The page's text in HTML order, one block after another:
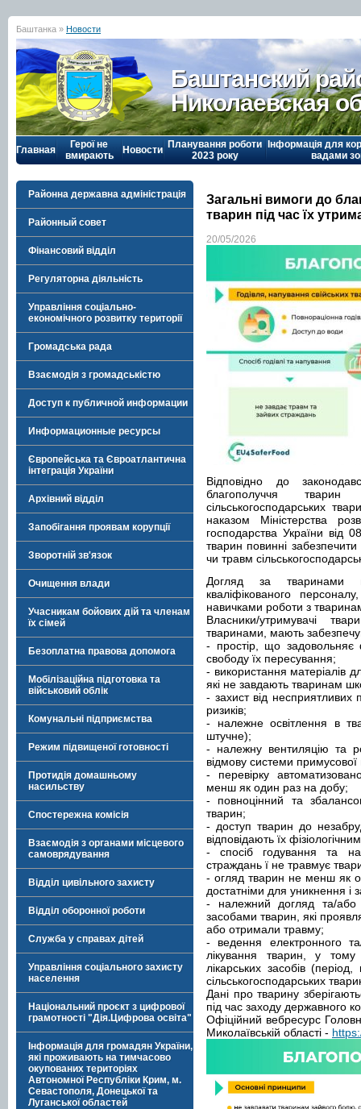
Баштанка » Новости
Баштанский
Николаевская
Главная
Герої не
вмирають
Новости Планування роботи
2023 року
Інформація для
вадами
Районна державна адміністрація
Районный совет
Фінансовий відділ
Регуляторна діяльність
Управління соціально-
економічного розвитку території
Громадська рада
Взаємодія з громадськістю
Доступ к публичной информации
Информационные ресурсы
Європейська та Євроатлантична
інтеграція України
Архівний відділ
Запобігання проявам корупції
Зворотній зв'язок
Очищення влади
Учасникам бойових дій та членам
їх сімей
Безоплатна правова допомога
Мобілізаційна підготовка та
військовий облік
Комунальні підприємства
Режим підвищеної готовності
Протидія домашньому
насильству
Спостережна комісія
Взаємодія з органами місцевого
самоврядування
Відділ цивільного захисту
Відділ оборонної роботи
Служба у справах дітей
Управління соціального захисту
населення
Національний проєкт з цифрової
грамотності "Дія.Цифрова освіта"
Інформація для громадян України,
які проживають на тимчасово
окупованих територіях
Автономної Республіки Крим, м.
Севастополя, Донецької та
Луганської областей
Загальні вимоги до
тварин під час їх
20/05/2026
Відповідно до
благополуччя
сільськогосподарських
наказом Міністерства
господарства України від
тварин повинні
чи травм
Догляд за тваринами
кваліфікованого
навичками роботи з
Власники/утримувачі
тваринами, мають
- простір, що задовольняє
свободу їх пересування;
- використання матеріалів
які не завдають тваринам
- захист від несприятливих
ризиків;
- належне освітлення в
штучне);
- належну вентиляцію та
відмову системи примусової
- перевірку
менш як один раз на добу;
- повноцінний та
тварин;
- доступ тварин до
відповідають їх
- спосіб годування та
страждань ї не травмує
- огляд тварин не менш як
достатніми для уникнення і
- належний догляд та/або
засобами тварин, які
або отримали травму;
- ведення електронного
лікування тварин, у тому
лікарських засобів (період,
сільськогосподарських
Дані про тварину
під час заходу державного
Офіційний вебресурс
Миколаївській області -